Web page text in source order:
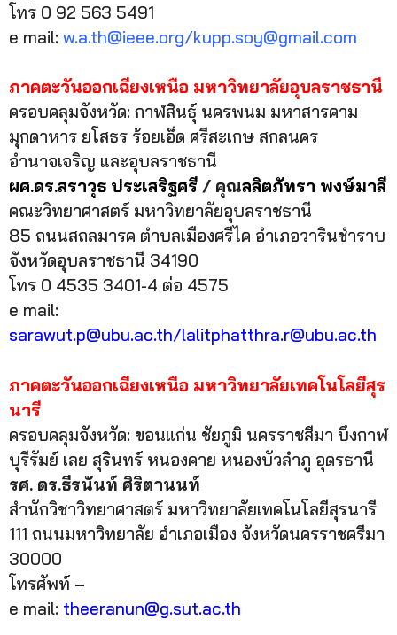
โทร 0 92 563 5491
e mail: w.a.th@ieee.org/kupp.soy@gmail.com
ภาคตะวันออกเฉียงเหนือ มหาวิทยาลัยอุบลราชธานี
ครอบคลุมจังหวัด: กาฬสินธุ์ นครพนม มหาสารคาม
มุกดาหาร ยโสธร ร้อยเอ็ด ศรีสะเกษ สกลนคร
อำนาจเจริญ และอุบลราชธานี
ผศ.ดร.สราวุธ ประเสริฐศรี / คุณลลิตภัทรา พงษ์มาลี
คณะวิทยาศาสตร์ มหาวิทยาลัยอุบลราชธานี ‎
85 ถนนสถลมารค ตำบลเมืองศรีไค อำเภอวารินชำราบ
จังหวัดอุบลราชธานี 34190
โทร 0 4535 3401-4 ต่อ 4575
e mail:
sarawut.p@ubu.ac.th/lalitphatthra.r@ubu.ac.th
ภาคตะวันออกเฉียงเหนือ มหาวิทยาลัยเทคโนโลยีสุร
นารี
ครอบคลุมจังหวัด: ขอนแก่น ชัยภูมิ นครราชสีมา บึงกาฬ
บุรีรัมย์ เลย สุรินทร์ หนองคาย หนองบัวลำภู อุดรธานี
รศ. ดร.ธีรนันท์ ศิริตานนท์
สำนักวิชาวิทยาศาสตร์ มหาวิทยาลัยเทคโนโลยีสุรนารี
111 ถนนมหาวิทยาลัย อำเภอเมือง จังหวัดนครราชศรีมา
30000
โทรศัพท์ –
e mail: theeranun@g.sut.ac.th